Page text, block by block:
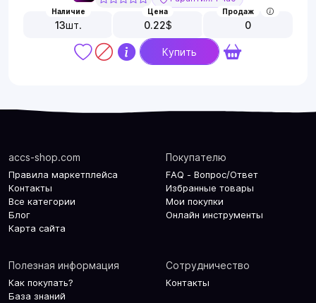
Наличие
13шт.
Цена
0.22$
Продаж
0
Купить
accs-shop.com
Правила маркетплейса
Контакты
Все категории
Блог
Карта сайта
Покупателю
FAQ - Вопрос/Ответ
Избранные товары
Мои покупки
Онлайн инструменты
Полезная информация
Как покупать?
База знаний
Сотрудничество
Контакты